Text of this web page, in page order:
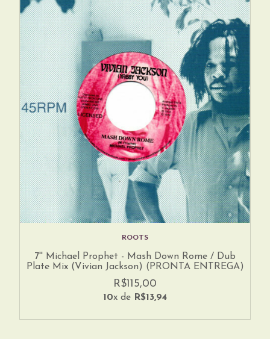
ROOTS
7'' Michael Prophet - Mash Down Rome / Dub
Plate Mix (Vivian Jackson) (PRONTA ENTREGA)
R$115,00
10x de R$13,94